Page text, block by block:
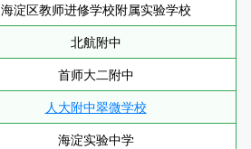
海淀区教师进修学校附属实验学校
北航附中
首师大二附中
人大附中翠微学校
海淀实验中学